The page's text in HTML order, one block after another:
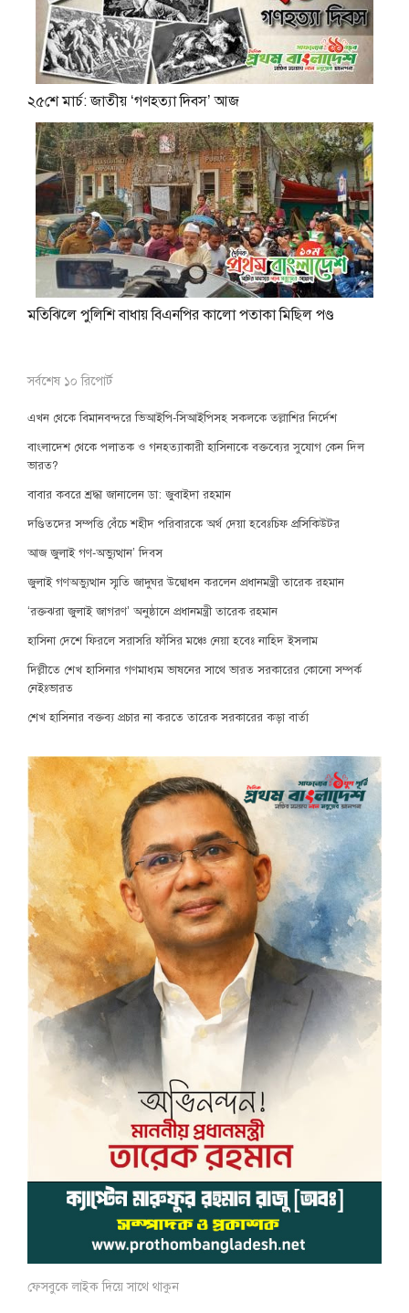
২৫শে মার্চ: জাতীয় ‘গণহত্যা দিবস’ আজ
মতিঝিলে পুলিশি বাধায় বিএনপির কালো পতাকা মিছিল পণ্ড
সর্বশেষ ১০ রিপোর্ট
এখন থেকে বিমানবন্দরে ভিআইপি-সিআইপিসহ সকলকে তল্লাশির নির্দেশ
বাংলাদেশ থেকে পলাতক ও গনহত্যাকারী হাসিনাকে বক্তব্যের সুযোগ কেন দিল
ভারত?
বাবার কবরে শ্রদ্ধা জানালেন ডা: জুবাইদা রহমান
দণ্ডিতদের সম্পত্তি বেঁচে শহীদ পরিবারকে অর্থ দেয়া হবেঃচিফ প্রসিকিউটর
আজ জুলাই গণ-অভ্যুত্থান’ দিবস
জুলাই গণঅভ্যুত্থান স্মৃতি জাদুঘর উদ্বোধন করলেন প্রধানমন্ত্রী তারেক রহমান
‘রক্তঝরা জুলাই জাগরণ’ অনুষ্ঠানে প্রধানমন্ত্রী তারেক রহমান
হাসিনা দেশে ফিরলে সরাসরি ফাঁসির মঞ্চে নেয়া হবেঃ নাহিদ ইসলাম
দিল্লীতে শেখ হাসিনার গণমাধ্যম ভাষনের সাথে ভারত সরকারের কোনো সম্পর্ক
নেইঃভারত
শেখ হাসিনার বক্তব্য প্রচার না করতে তারেক সরকারের কড়া বার্তা
ফেসবুকে লাইক দিয়ে সাথে থাকুন